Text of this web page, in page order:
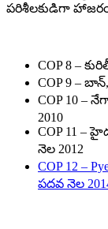
పరిశీలకుడిగా
COP 8 –
COP 9 –
COP 10 –
2010
COP 11 –
నెల 2012
COP 12 –
పదవ నెల